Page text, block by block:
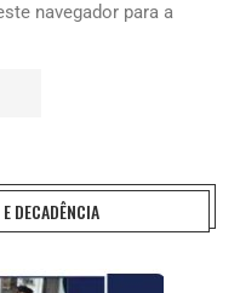
navegador para a
DECADÊNCIA